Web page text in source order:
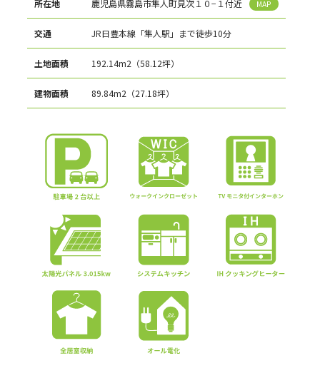
所在地 鹿児島県霧島市隼人町見次１０−１付近 MAP
交通 JR日豊本線「隼人駅」まで徒歩10分
土地面積 192.14m2（58.12坪）
建物面積 89.84m2（27.18坪）